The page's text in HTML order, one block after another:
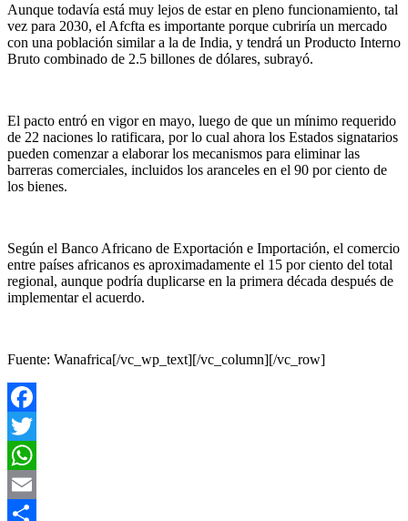
Aunque todavía está muy lejos de estar en pleno funcionamiento, tal
vez para 2030, el Afcfta es importante porque cubriría un mercado
con una población similar a la de India, y tendrá un Producto Interno
Bruto combinado de 2.5 billones de dólares, subrayó.
El pacto entró en vigor en mayo, luego de que un mínimo requerido
de 22 naciones lo ratificara, por lo cual ahora los Estados signatarios
pueden comenzar a elaborar los mecanismos para eliminar las
barreras comerciales, incluidos los aranceles en el 90 por ciento de
los bienes.
Según el Banco Africano de Exportación e Importación, el comercio
entre países africanos es aproximadamente el 15 por ciento del total
regional, aunque podría duplicarse en la primera década después de
implementar el acuerdo.
Fuente: Wanafrica[/vc_wp_text][/vc_column][/vc_row]
Facebook
Twitter
WhatsApp
Email